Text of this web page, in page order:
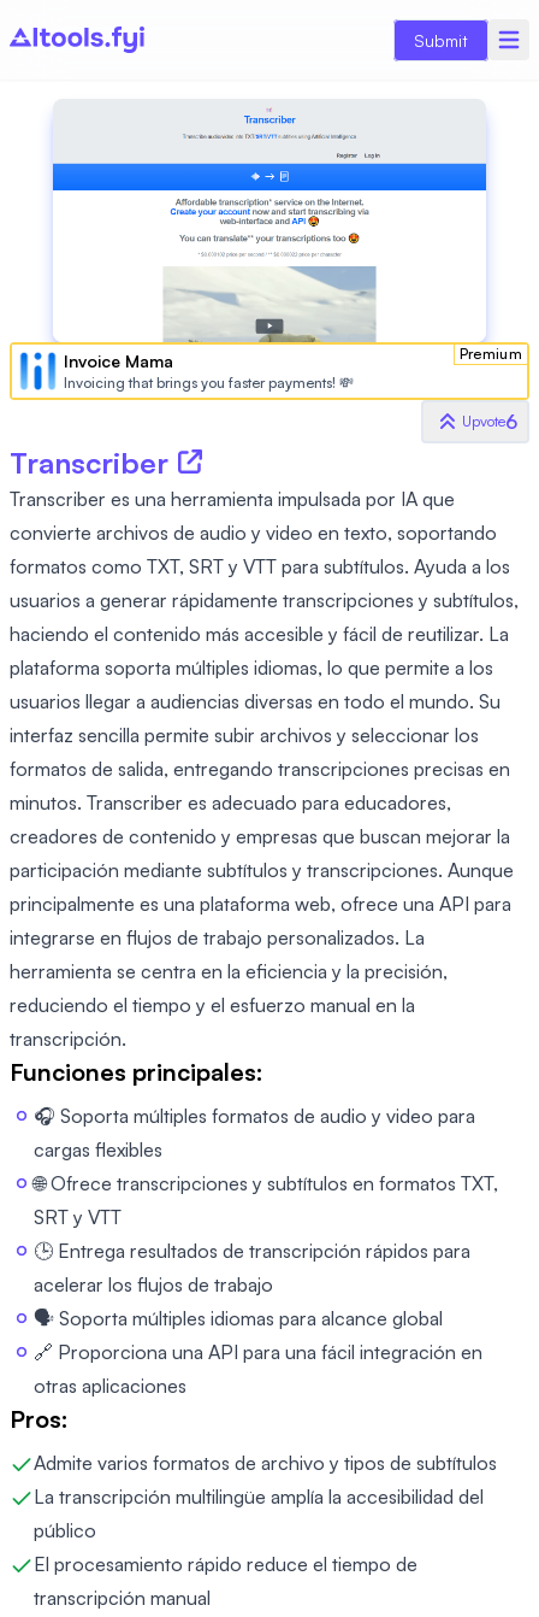
Submit
Premium
Invoice Mama
Invoicing that brings you faster payments! 💸
Upvote6
Transcriber
Transcriber es una herramienta impulsada por IA que
convierte archivos de audio y video en texto, soportando
formatos como TXT, SRT y VTT para subtítulos. Ayuda a los
usuarios a generar rápidamente transcripciones y subtítulos,
haciendo el contenido más accesible y fácil de reutilizar. La
plataforma soporta múltiples idiomas, lo que permite a los
usuarios llegar a audiencias diversas en todo el mundo. Su
interfaz sencilla permite subir archivos y seleccionar los
formatos de salida, entregando transcripciones precisas en
minutos. Transcriber es adecuado para educadores,
creadores de contenido y empresas que buscan mejorar la
participación mediante subtítulos y transcripciones. Aunque
principalmente es una plataforma web, ofrece una API para
integrarse en flujos de trabajo personalizados. La
herramienta se centra en la eficiencia y la precisión,
reduciendo el tiempo y el esfuerzo manual en la
transcripción.
Funciones principales:
🎧 Soporta múltiples formatos de audio y video para
cargas flexibles
🌐 Ofrece transcripciones y subtítulos en formatos TXT,
SRT y VTT
🕒 Entrega resultados de transcripción rápidos para
acelerar los flujos de trabajo
🗣️ Soporta múltiples idiomas para alcance global
🔗 Proporciona una API para una fácil integración en
otras aplicaciones
Pros:
Admite varios formatos de archivo y tipos de subtítulos
La transcripción multilingüe amplía la accesibilidad del
público
El procesamiento rápido reduce el tiempo de
transcripción manual